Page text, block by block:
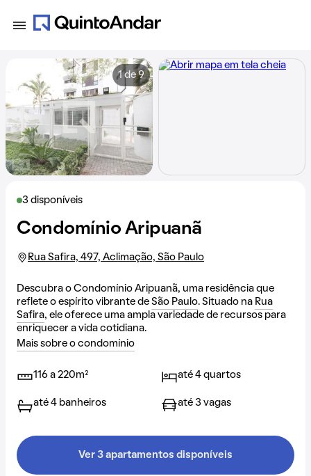
3 disponíveis
Condomínio Aripuanã
Rua Safira, 497, Aclimação, São Paulo
Descubra o Condomínio Aripuanã, uma residência que
reflete o espírito vibrante de São Paulo. Situado na Rua
Safira, ele oferece uma ampla variedade de recursos para
enriquecer a vida cotidiana.
Mais sobre o condomínio
116 a 220m² até 4 quartos
até 4 banheiros até 3 vagas
Ver 3 apartamentos disponíveis
1 de 9